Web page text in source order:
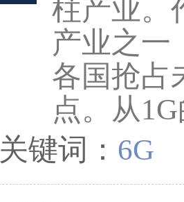
柱产业。
产业之一
各国抢占
点。从
关键词： 6G